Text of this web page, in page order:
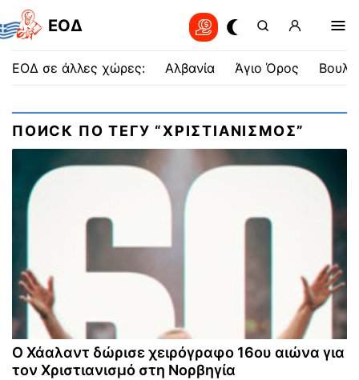
EOΔ
ΕΟΔ σε άλλες χώρες: Αλβανία Άγιο Όρος
ПОИСК ПО ТЕГУ “ΧΡΙΣΤΙΑΝΙΣΜΟΣ”
Ο Χάαλαντ δώρισε χειρόγραφο 16ου αιώνα για
τον Χριστιανισμό στη Νορβηγία